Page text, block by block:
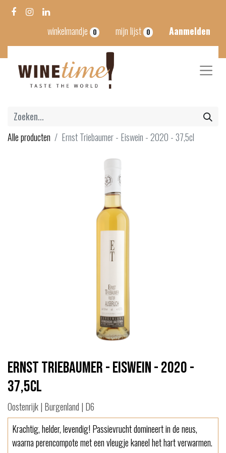
winkelmandje 0 mijn lijst 0 Aanmelden
Alle producten Ernst Triebaumer - Eiswein - 2020 - 37,5cl
Ernst Triebaumer - Eiswein - 2020 -
37,5cl
Oostenrijk | Burgenland | D6
Krachtig, helder, levendig! Passievrucht domineert in de neus,
waarna perencompote met een vleugje kaneel het hart verwarmen.